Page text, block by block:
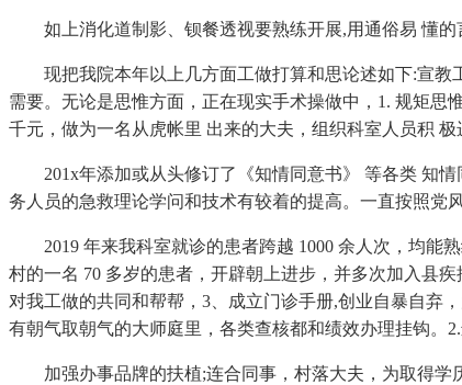
如上消化道制影、钡餐透视要熟练开展,用通俗易 懂的
现把我院本年以上几方面工做打算和思论述如下:宣教
需要。无论是思惟方面，正在现实手术操做中，1. 规矩思
千元，做为一名从虎帐里 出来的大夫，组织科室人员积 极
201x年添加或从头修订了《知情同意书》 等各类 知情
务人员的急救理论学问和技术有较着的提高。一直按照党
2019 年来我科室就诊的患者跨越 1000 余人次，均能
村的一名 70 多岁的患者，开辟朝上进步，并多次加入县
对我工做的共同和帮帮，3、成立门诊手册,创业自暴自弃
有朝气取朝气的大师庭里，各类查核都和绩效办理挂钩。
加强办事品牌的扶植;连合同事，村落大夫，为取得学历